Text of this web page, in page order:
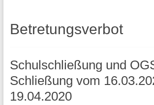
Betretungsverbot
Schulschließung und
Schließung vom
19.04.2020